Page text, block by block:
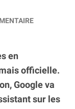
en
officielle.
Google va
sur les